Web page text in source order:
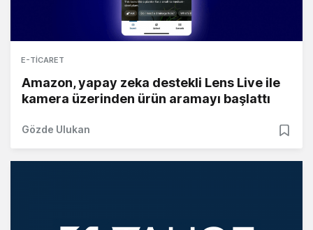
E-TICARET
Amazon, yapay zeka destekli Lens Live ile
kamera üzerinden ürün aramayı başlattı
Gözde Ulukan